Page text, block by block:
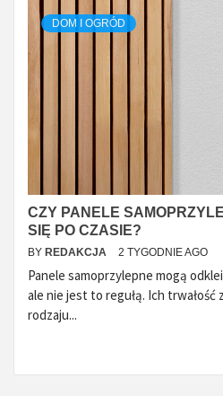
DOM I OGRÓD
CZY PANELE
SIĘ PO CZASIE?
BY REDAKCJA 2 TYGODNIE AGO
Panele samoprzylepne mogą
ale nie jest to regułą. Ich
rodzaju...